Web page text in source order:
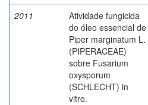
2011
Atividade fungicida
do óleo essencial de
Piper marginatum L.
(PIPERACEAE)
sobre Fusarium
oxysporum
(SCHLECHT) in
vitro.